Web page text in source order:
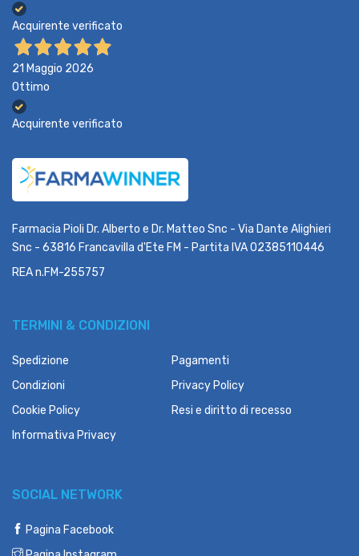
Acquirente verificato
21 Maggio 2026
Ottimo
Acquirente verificato
Farmacia Pioli Dr. Alberto e Dr. Matteo Snc - Via Dante Alighieri
Snc - 63816 Francavilla d'Ete FM - Partita IVA 02385110446
REA n.FM-255757
TERMINI & CONDIZIONI
Spedizione
Pagamenti
Condizioni
Privacy Policy
Cookie Policy
Resi e diritto di recesso
Informativa Privacy
SOCIAL NETWORK
Pagina Facebook